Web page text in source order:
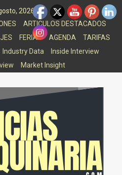
2026
ARTICULOS DESTACADOS
FERIAS AGENDA
TARIFAS
Industry Data
Inside Interview
Market Insight